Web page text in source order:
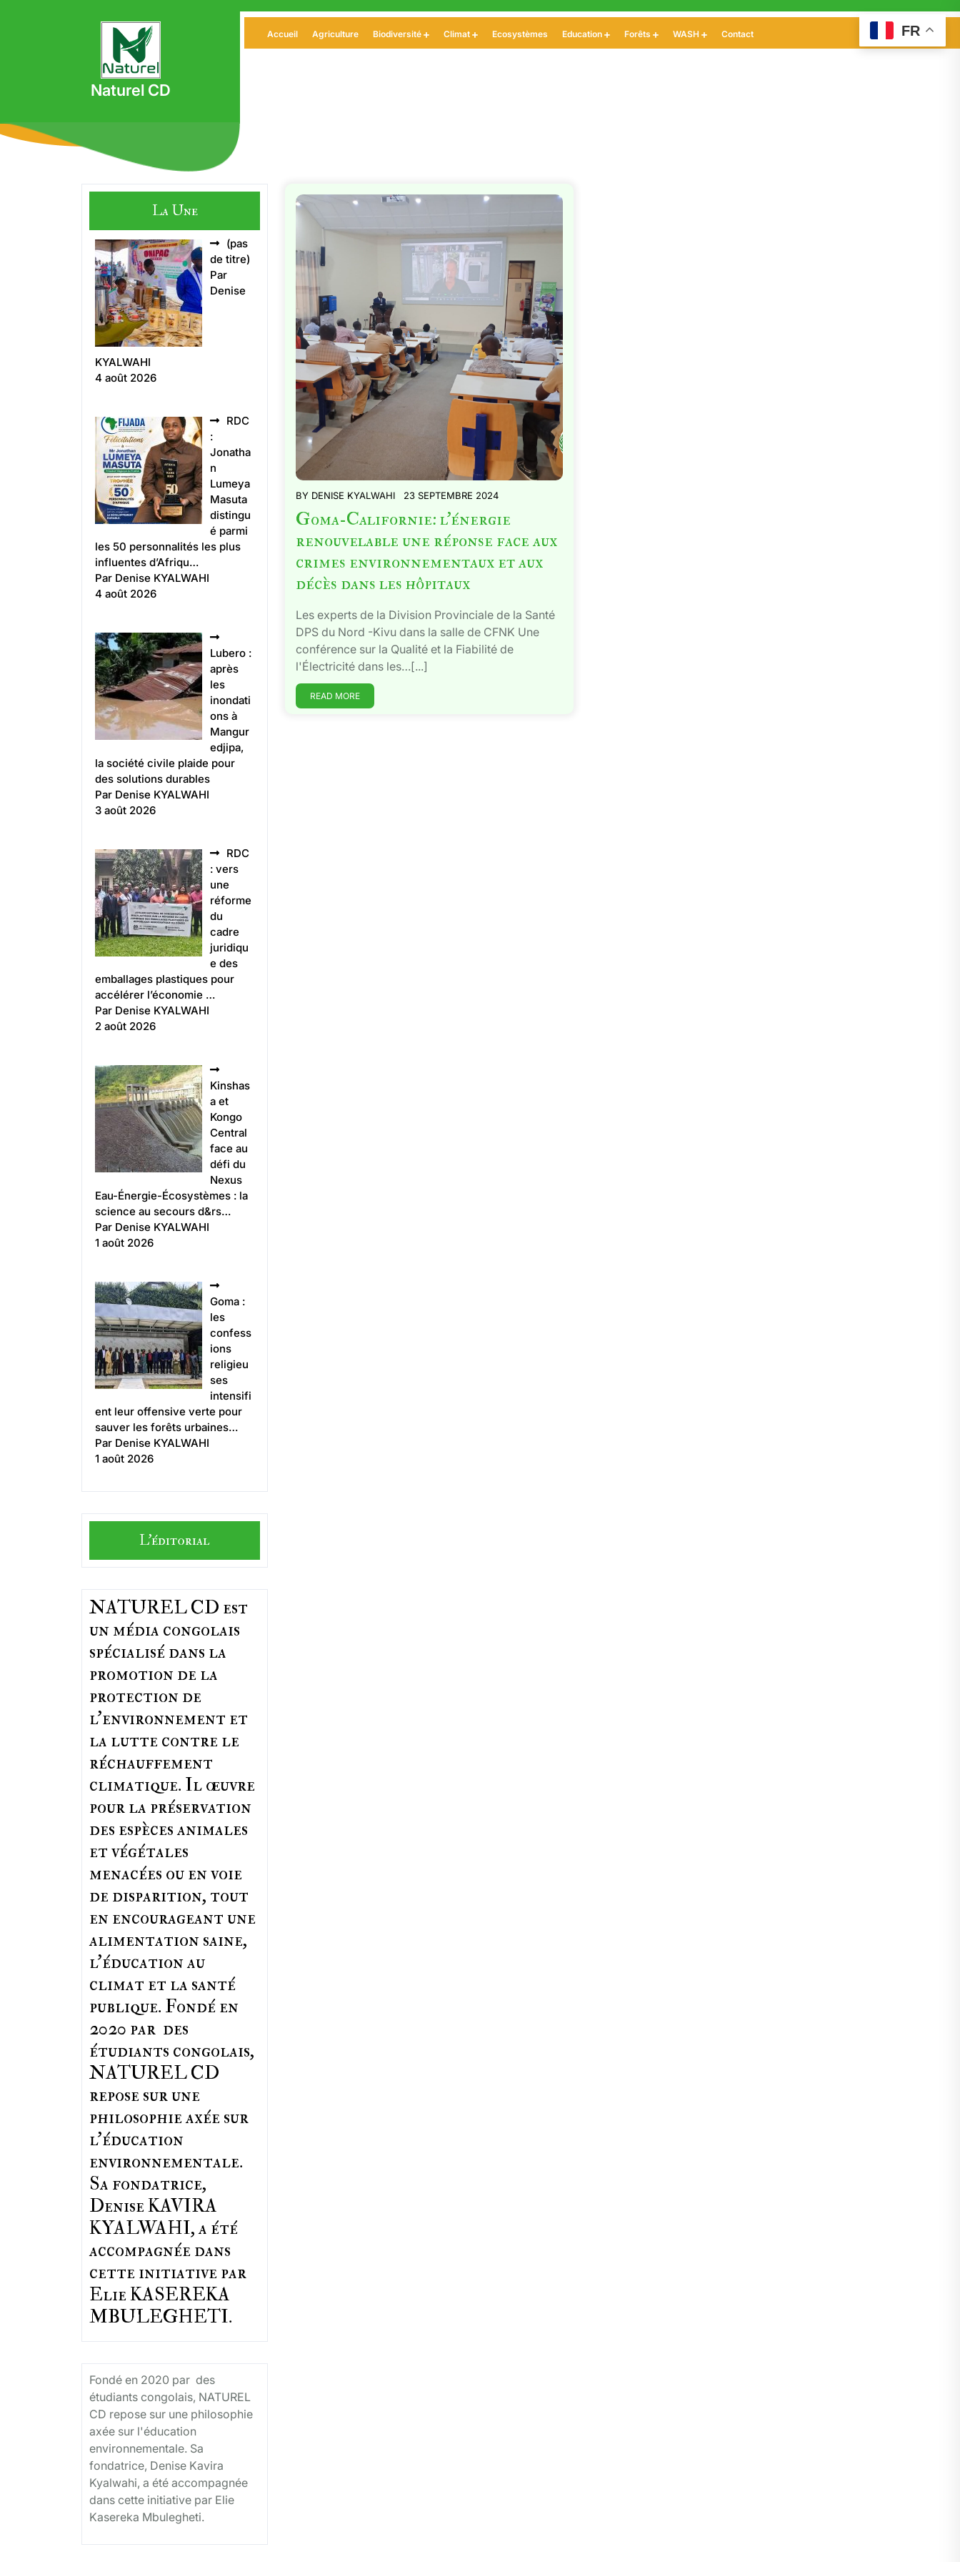
Naturel CD
Accueil Agriculture Biodiversité Climat Ecosystèmes Education Forêts WASH Contact
La Une
(pas
de titre)
Par
Denise
KYALWAHI
4 août 2026
RDC
:
Jonatha
n
Lumeya
Masuta
distingu
é parmi
les 50 personnalités les plus
influentes d’Afriqu…
Par Denise KYALWAHI
4 août 2026
Lubero :
après
les
inondati
ons à
Mangur
edjipa,
la société civile plaide pour
des solutions durables
Par Denise KYALWAHI
3 août 2026
RDC
: vers
une
réforme
du
cadre
juridiqu
e des
emballages plastiques pour
accélérer l’économie …
Par Denise KYALWAHI
2 août 2026
Kinshas
a et
Kongo
Central
face au
défi du
Nexus
Eau-Énergie-Écosystèmes : la
science au secours d&rs…
Par Denise KYALWAHI
1 août 2026
Goma :
les
confess
ions
religieu
ses
intensifi
ent leur offensive verte pour
sauver les forêts urbaines…
Par Denise KYALWAHI
1 août 2026
L'éditorial
NATUREL CD est
un média congolais
spécialisé dans la
promotion de la
protection de
l’environnement et
la lutte contre le
réchauffement
climatique. Il œuvre
pour la préservation
des espèces animales
et végétales
menacées ou en voie
de disparition, tout
en encourageant une
alimentation saine,
l'éducation au
climat et la santé
publique. Fondé en
2020 par des
étudiants congolais,
NATUREL CD
repose sur une
philosophie axée sur
l'éducation
environnementale.
Sa fondatrice,
Denise KAVIRA
KYALWAHI, a été
accompagnée dans
cette initiative par
Elie KASEREKA
MBULEGHETI.
Fondé en 2020 par des
étudiants congolais, NATUREL
CD repose sur une philosophie
axée sur l'éducation
environnementale. Sa
fondatrice, Denise Kavira
Kyalwahi, a été accompagnée
dans cette initiative par Elie
Kasereka Mbulegheti.
BY DENISE KYALWAHI 23 SEPTEMBRE 2024
Goma-Californie: l’énergie
renouvelable une réponse face aux
crimes environnementaux et aux
décès dans les hôpitaux
Les experts de la Division Provinciale de la Santé
DPS du Nord -Kivu dans la salle de CFNK Une
conférence sur la Qualité et la Fiabilité de
l'Électricité dans les…[...]
READ MORE
FR